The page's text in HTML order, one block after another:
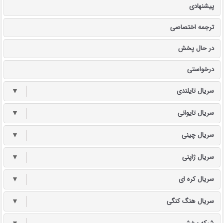
پیشنهادی
ترجمه اختصاصی
در حال پخش
درخواستی
سریال تایلندی ▼
سریال تایوانی ▼
سریال چینی ▼
سریال ژاپنی ▼
سریال کره ای ▼
سریال هنگ کنگی ▼